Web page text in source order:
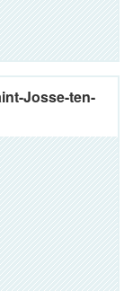
Josse-ten-